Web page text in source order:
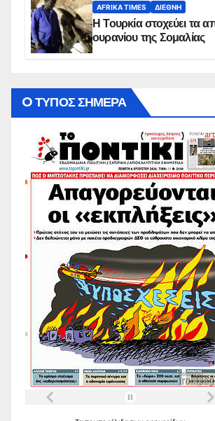
AFRIKA TIMES ΔΙΕΘΝΉ
Η Τουρκία στοχεύει τα
ουρανίου της Σομαλίας
O ΤΥΠΟΣ ΣΗΜΕΡΑ